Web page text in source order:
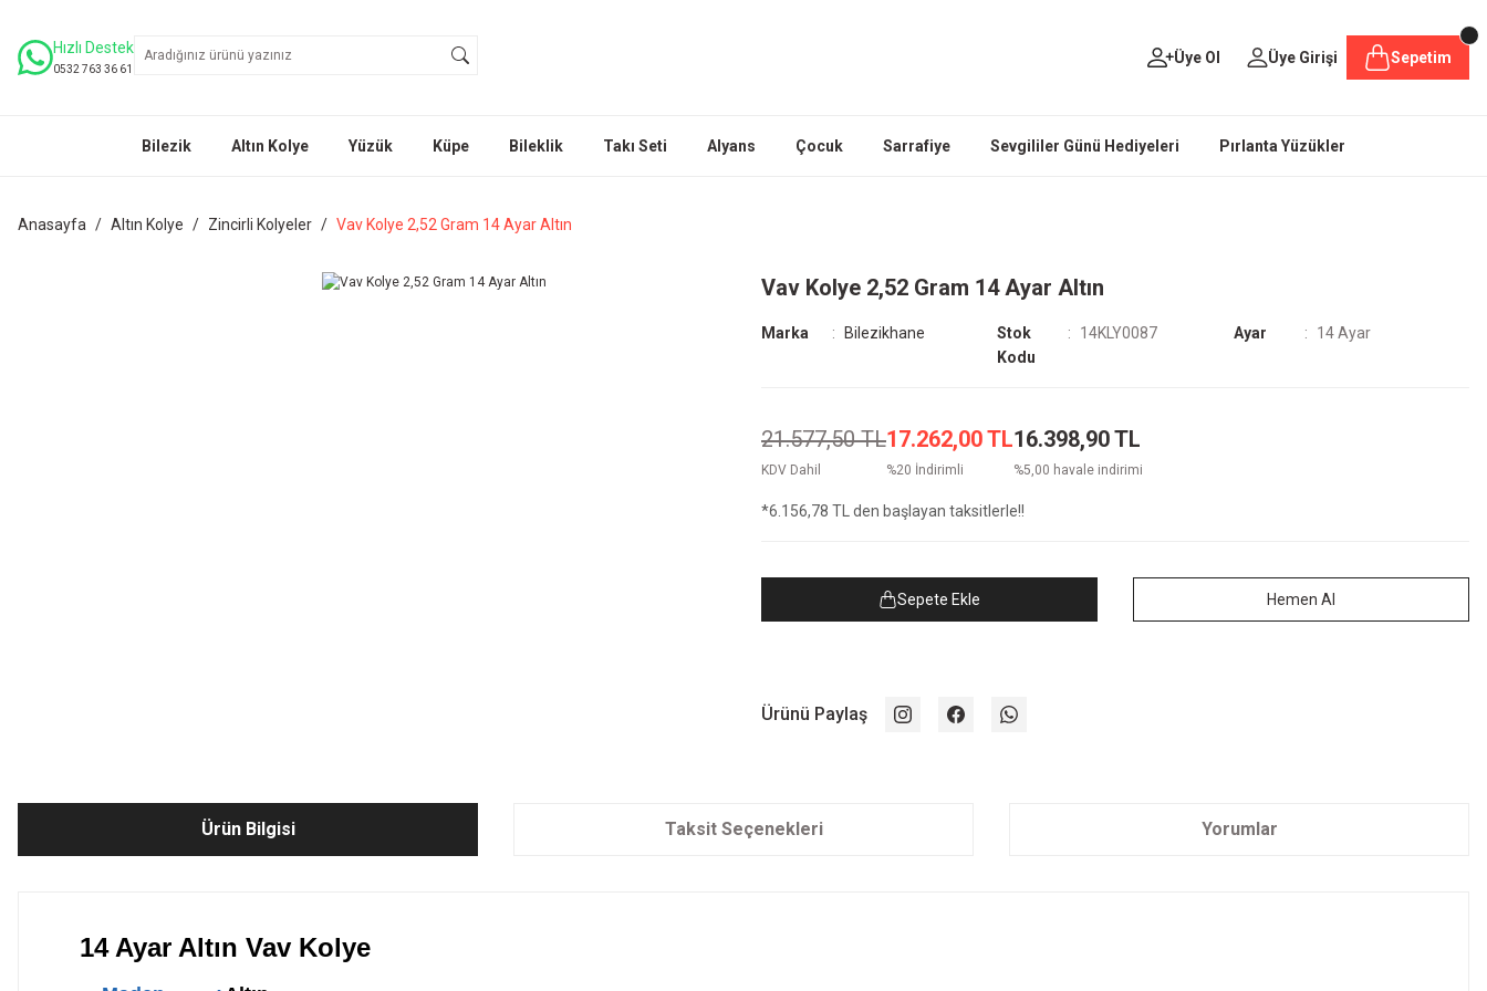
Hızlı Destek
0532 763 36 61
Üye Ol Üye Girişi Sepetim
Bilezik Altın Kolye Yüzük Küpe Bileklik Takı Seti Alyans Çocuk Sarrafiye Sevgililer Günü Hediyeleri Pırlanta Yüzükler
Anasayfa Altın Kolye Zincirli Kolyeler Vav Kolye 2,52 Gram 14 Ayar Altın
Vav Kolye 2,52 Gram 14 Ayar Altın
Marka Bilezikhane
Stok
Kodu
14KLY0087 Ayar 14 Ayar
21.577,50 TL
KDV Dahil
17.262,00 TL
%20 İndirimli
16.398,90 TL
%5,00 havale indirimi
*6.156,78 TL den başlayan taksitlerle!!
Sepete Ekle Hemen Al
Ürünü Paylaş
Ürün Bilgisi Taksit Seçenekleri Yorumlar
14 Ayar Altın Vav Kolye